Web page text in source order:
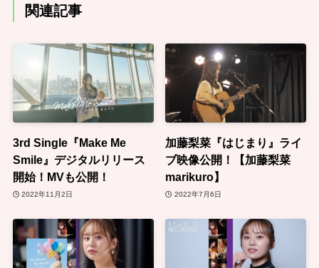
関連記事
3rd Single『Make Me
Smile』デジタルリリース
開始！MVも公開！
2022年11月2日
加藤梨菜『はじまり』ライ
ブ映像公開！【加藤梨菜
marikuro】
2022年7月6日